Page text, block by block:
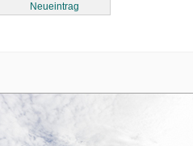
Neueintrag